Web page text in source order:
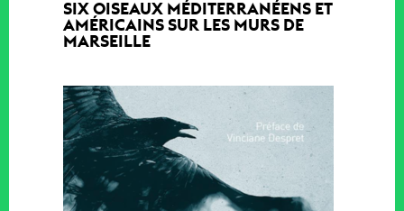
SIX OISEAUX MÉDITERRANÉENS ET
AMÉRICAINS SUR LES MURS DE
MARSEILLE